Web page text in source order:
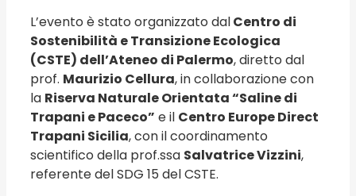
L’evento è stato organizzato dalCentro di
Sostenibilità e Transizione Ecologica
(CSTE) dell’Ateneo di Palermo, diretto dal
prof. Maurizio Cellura, in collaborazione con
la Riserva Naturale Orientata “Saline di
Trapani e Paceco” e il Centro Europe Direct
Trapani Sicilia, con il coordinamento
scientifico della prof.ssa Salvatrice Vizzini,
referente del SDG 15 del CSTE.